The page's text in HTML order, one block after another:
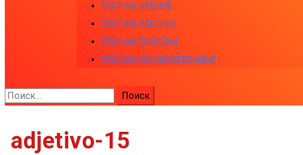
ТЕСТ НА ЧТЕНИЕ
ТЕСТ НА ЛЕКСИКУ
ТЕСТ НА ГЛАГОЛЫ
ТЕСТ НА ПРИЛАГАТЕЛЬНЫЕ
Найти:
adjetivo-15